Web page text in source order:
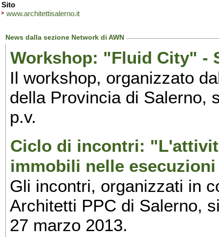
Sito
www.architettisalerno.it
News dalla sezione Network di AWN
Workshop: "Fluid City" -
Il workshop, organizzato
della Provincia di Salerno,
p.v.
Ciclo di incontri:
immobili nelle
Gli incontri, organizzati in
Architetti PPC di Salerno,
27 marzo 2013.